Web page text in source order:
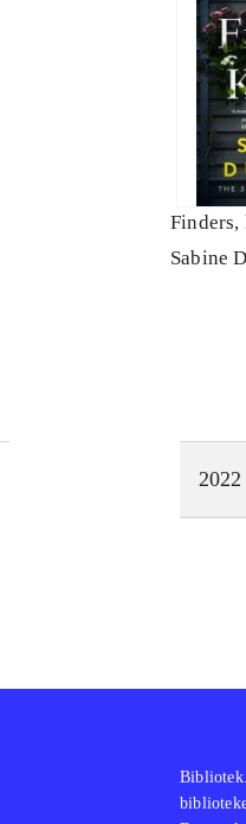
Finders,
Sabine
2022